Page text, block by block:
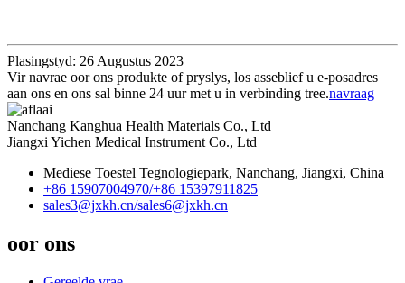
Plasingstyd: 26 Augustus 2023
Vir navrae oor ons produkte of pryslys, los asseblief u e-posadres
aan ons en ons sal binne 24 uur met u in verbinding tree.navraag
Nanchang Kanghua Health Materials Co., Ltd
Jiangxi Yichen Medical Instrument Co., Ltd
Mediese Toestel Tegnologiepark, Nanchang, Jiangxi, China
+86 15907004970/+86 15397911825
sales3@jxkh.cn/sales6@jxkh.cn
oor ons